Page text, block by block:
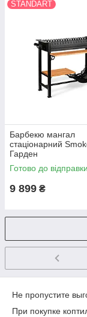
STANDART
Барбекю мангал
стаціонарний
Гарден
Готово до відправки
9 899 ₴
Не пропустите
При покупке